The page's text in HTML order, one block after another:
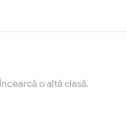
o altă clasă.